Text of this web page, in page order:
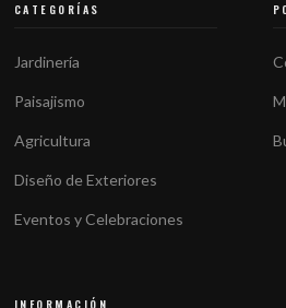
CATEGORÍAS
Jardinería
Paisajismo
Agricultura
Diseño de Exteriores
Eventos y Celebraciones
INFORMACIÓN